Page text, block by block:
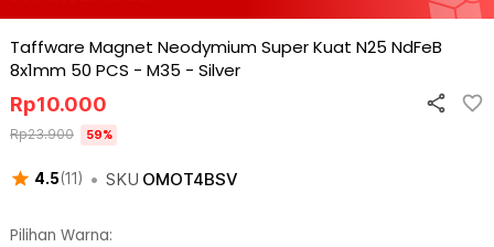
Taffware Magnet Neodymium Super Kuat N25 NdFeB
8x1mm 50 PCS - M35 - Silver
4.5(11) • SKU OMOT4BSV
Rp10.000
Rp23.900 59%
Pilihan Warna: